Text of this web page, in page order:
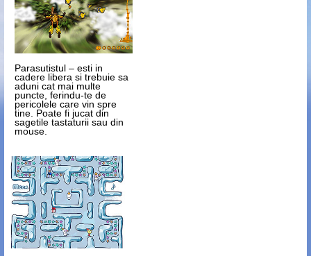
Parasutistul – esti in
cadere libera si trebuie sa
aduni cat mai multe
puncte, ferindu-te de
pericolele care vin spre
tine. Poate fi jucat din
sagetile tastaturii sau din
mouse.